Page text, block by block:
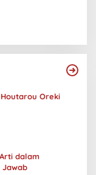
Oreki
dalam
Jawab